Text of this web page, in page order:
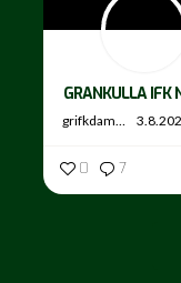
GRANKULLA IFK
grifkdamer
0 7